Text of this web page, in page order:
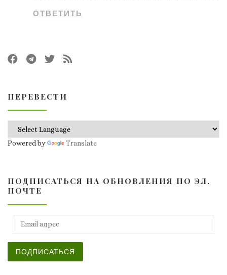
ОТВЕТИТЬ
ПЕРЕВЕСТИ
Powered by Translate
ПОДПИСАТЬСЯ НА ОБНОВЛЕНИЯ ПО ЭЛ.
ПОЧТЕ
ПОДПИСАТЬСЯ